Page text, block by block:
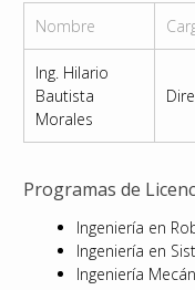
Nombre
Ing. Hilario
Bautista
Morales
Programas de
Ingeniería en
Ingeniería en
Ingeniería